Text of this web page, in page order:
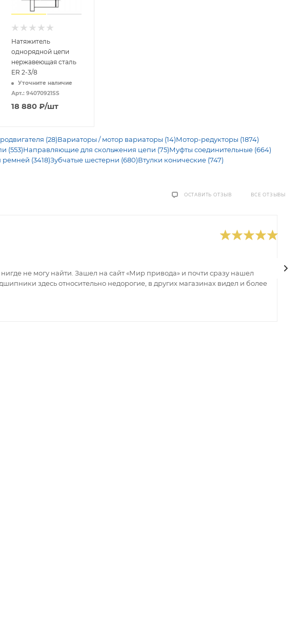
Натяжитель
однорядной цепи
нержавеющая сталь
ER 2-3/8
Уточните наличие
Арт.: 94070921SS
18 880₽/шт
(28)Вариаторы / мотор вариаторы (14)Мотор-редукторы (1874)
(553)Направляющие для скольжения цепи (75)Муфты соединительные (664)
(3418)Зубчатые шестерни (680)Втулки конические (747)
ВСЕ ОТЗЫВЫ
ОСТАВИТЬ ОТЗЫВ
не могу найти. Зашел на сайт «Мир привода» и почти сразу нашел
здесь относительно недорогие, в других магазинах видел и более